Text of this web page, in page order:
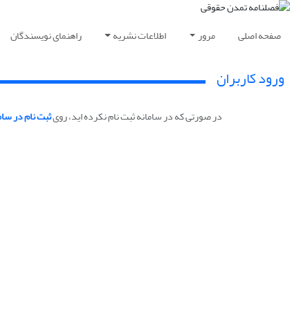
صفحه اصلی مرور اطلاعات نشریه راهنمای نویسندگان
ورود کاربران
در صورتی که در سامانه ثبت نام نکرده اید، رویثبت نام در